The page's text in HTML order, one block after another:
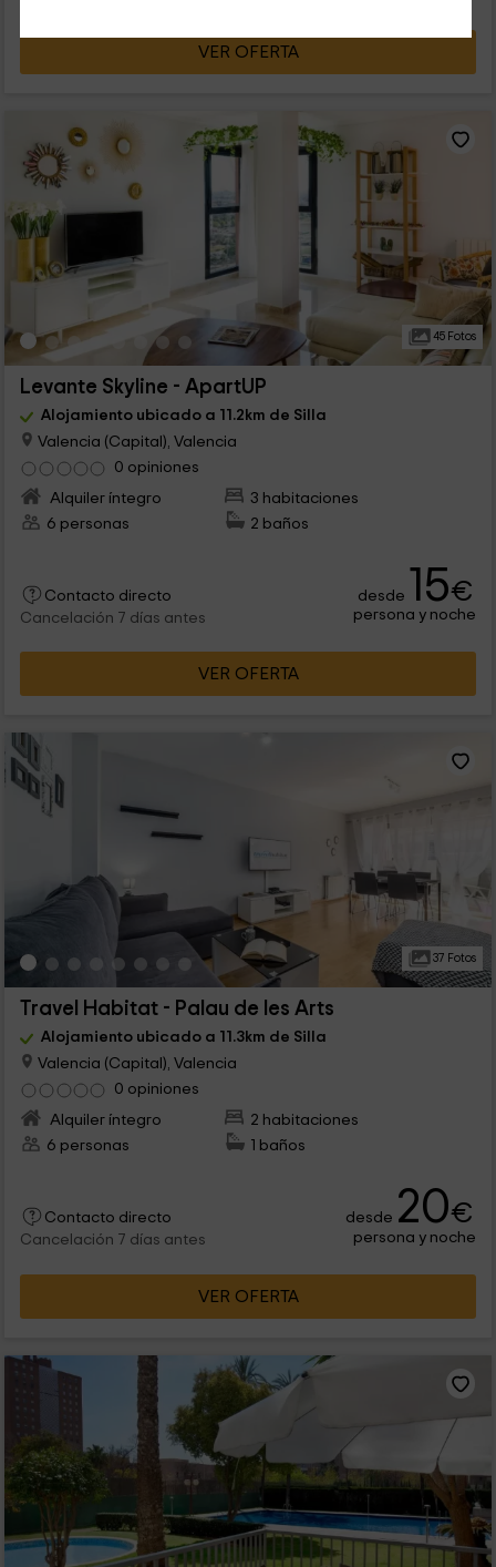
VER OFERTA
45 Fotos
Levante Skyline - ApartUP
Alojamiento ubicado a 11.2km de Silla
Valencia (Capital), Valencia
0 opiniones
Alquiler íntegro
3 habitaciones
6 personas
2 baños
Contacto directo
Cancelación 7 días antes
desde 15€
persona y noche
VER OFERTA
37 Fotos
Travel Habitat - Palau de les Arts
Alojamiento ubicado a 11.3km de Silla
Valencia (Capital), Valencia
0 opiniones
Alquiler íntegro
2 habitaciones
6 personas
1 baños
Contacto directo
Cancelación 7 días antes
desde 20€
persona y noche
VER OFERTA